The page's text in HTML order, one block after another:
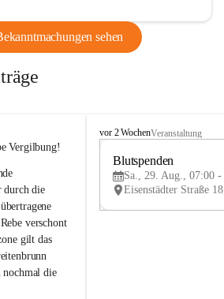
sehen
Vergilbung!
durch die
verschont
gilt das
nochmal die
B
e
vor 2 WochenVeranstaltung
Blutspenden
Sa., 29. Aug., 07:00 -